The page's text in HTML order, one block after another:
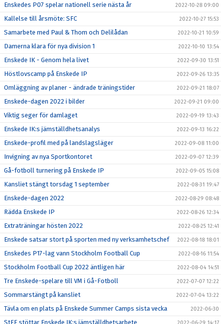
Enskedes P07 spelar nationell serie nästa år 2022-10-28 09:00
Kallelse till årsmöte: SFC 2022-10-27 15:53
Samarbete med Paul & Thom och Delilådan 2022-10-21 10:59
Damerna klara för nya division 1 2022-10-10 13:54
Enskede IK - Genom hela livet 2022-09-30 13:51
Höstlovscamp på Enskede IP 2022-09-26 13:35
Omläggning av planer - ändrade träningstider 2022-09-21 18:07
Enskede-dagen 2022 i bilder 2022-09-21 09:00
Viktig seger för damlaget 2022-09-19 13:43
Enskede IK:s jämställdhetsanalys 2022-09-13 16:22
Enskede-profil med på landslagsläger 2022-09-08 11:00
Invigning av nya Sportkontoret 2022-09-07 12:39
Gå-fotboll turnering på Enskede IP 2022-09-05 15:08
Kansliet stängt torsdag 1 september 2022-08-31 19:47
Enskede-dagen 2022 2022-08-29 08:48
Rädda Enskede IP 2022-08-26 12:34
Extraträningar hösten 2022 2022-08-25 12:41
Enskede satsar stort på sporten med ny verksamhetschef 2022-08-18 18:01
Enskedes P17-lag vann Stockholm Football Cup 2022-08-16 11:54
Stockholm Football Cup 2022 äntligen här 2022-08-04 14:51
Tre Enskede-spelare till VM i Gå-Fotboll 2022-07-07 12:22
Sommarstängt på kansliet 2022-07-04 13:22
Tävla om en plats på Enskede Summer Camps sista vecka 2022-06-30
StFF stöttar Enskede IK:s jämställdhetsarbete 2022-06-29 14:17